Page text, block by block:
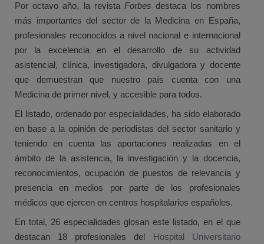
Por octavo año, la revistaForbes destaca los nombres
más importantes del sector de la Medicina en España,
profesionales reconocidos a nivel nacional e internacional
por la excelencia en el desarrollo de su actividad
asistencial, clínica, investigadora, divulgadora y docente
que demuestran que nuestro país cuenta con una
Medicina de primer nivel, y accesible para todos.
El listado, ordenado por especialidades, ha sido elaborado
en base a la opinión de periodistas del sector sanitario y
teniendo en cuenta las aportaciones realizadas en el
ámbito de la asistencia, la investigación y la docencia,
reconocimientos, ocupación de puestos de relevancia y
presencia en medios por parte de los profesionales
médicos que ejercen en centros hospitalarios españoles.
En total, 26 especialidades glosan este listado, en el que
destacan 18 profesionales del Hospital Universitario